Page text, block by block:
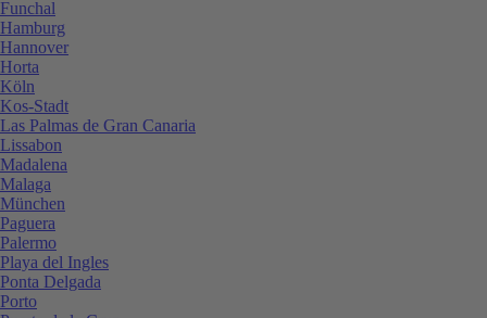
Funchal
Hamburg
Hannover
Horta
Köln
Kos-Stadt
Las Palmas de Gran Canaria
Lissabon
Madalena
Malaga
München
Paguera
Palermo
Playa del Ingles
Ponta Delgada
Porto